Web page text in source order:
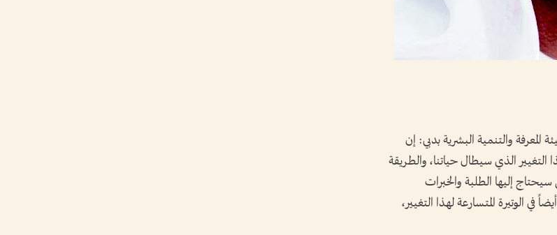
والتنمية البشرية بدبي: إن
الذي سيطال حياتنا، والطريقة
إليها الطلبة والخبرات
في الوتيرة المتسارعة لهذا التغيير،